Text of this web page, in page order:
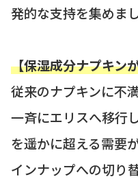
発的な支持を集めまし
【保湿成分ナプキン
従来のナプキンに不
一斉にエリスへ移行
を遥かに超える需要
インナップへの切り